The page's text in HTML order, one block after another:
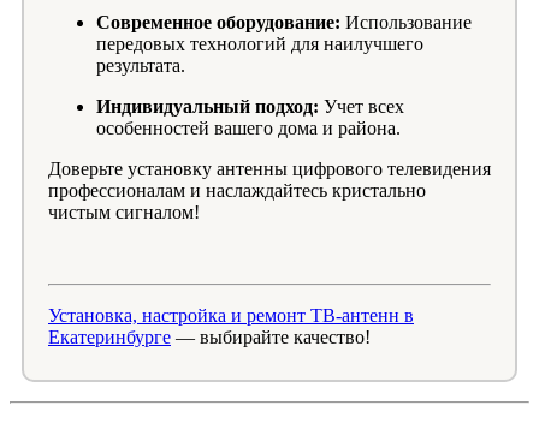
Современное оборудование: Использование
передовых технологий для наилучшего
результата.
Индивидуальный подход: Учет всех
особенностей вашего дома и района.
Доверьте установку антенны цифрового телевидения
профессионалам и наслаждайтесь кристально
чистым сигналом!
Установка, настройка и ремонт ТВ-антенн в
Екатеринбурге — выбирайте качество!